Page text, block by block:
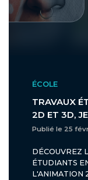
ÉCOLE
TRAVAUX
2D ET 3D,
Publié le 25
DÉCOUVREZ
ÉTUDIANTS
L'ANIMATION